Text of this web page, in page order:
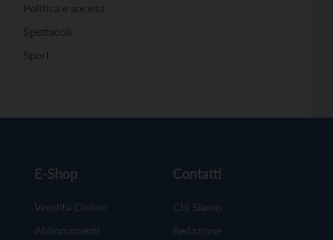
Politica e società
Spettacoli
Sport
E-Shop
Vendita Online
Abbonamenti
Contatti
Chi Siamo
Redazione